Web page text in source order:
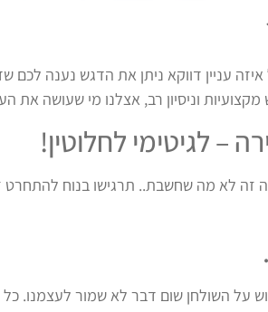
איזה עניין דווקא ניתן את הדגש נענה
מקצועיות וניסיון רב, אצלנו מי שעושה
– לגיטימי לחלוטין!
לא מה שחשבת.. תרגישו בנוח להתחרט
על השולחן שום דבר לא שמור לעצמנו.